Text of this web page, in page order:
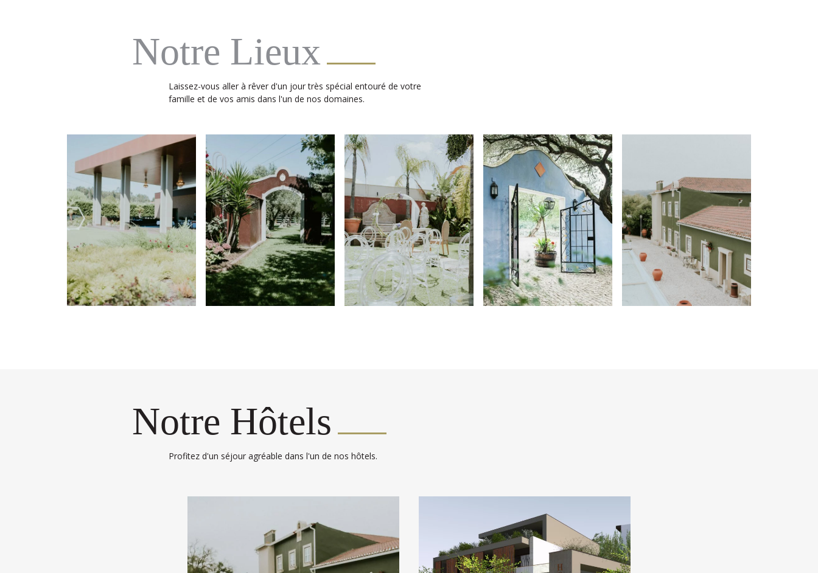
Notre Lieux
Laissez-vous aller à rêver d'un jour très spécial entouré de votre
famille et de vos amis dans l'un de nos domaines.
Notre Hôtels
Profitez d'un séjour agréable dans l'un de nos hôtels.